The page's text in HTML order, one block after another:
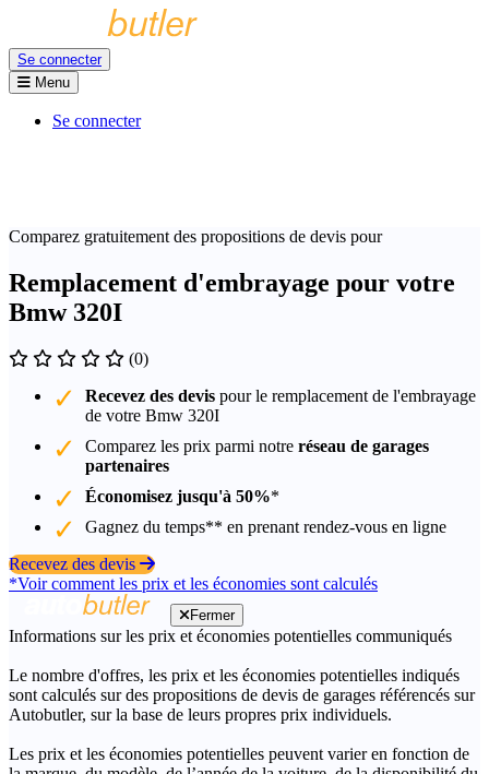
Se connecter
Menu
Se connecter
Comparez gratuitement des propositions de devis pour
Remplacement d'embrayage pour votre
Bmw 320I
(0)
Recevez des devis pour le remplacement de l'embrayage
de votre Bmw 320I
Comparez les prix parmi notre réseau de garages
partenaires
Économisez jusqu'à 50%*
Gagnez du temps** en prenant rendez-vous en ligne
Recevez des devis
*Voir comment les prix et les économies sont calculés
Fermer
Informations sur les prix et économies potentielles communiqués
Le nombre d'offres, les prix et les économies potentielles indiqués
sont calculés sur des propositions de devis de garages référencés sur
Autobutler, sur la base de leurs propres prix individuels.
Les prix et les économies potentielles peuvent varier en fonction de